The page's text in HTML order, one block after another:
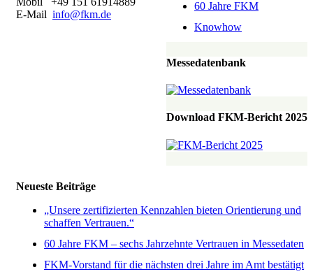
60 Jahre FKM
Knowhow
Messedatenbank
Download FKM-Bericht 2025
E-Mail info@fkm.de
Neueste Beiträge
„Unsere zertifizierten Kennzahlen bieten Orientierung und
schaffen Vertrauen.“
60 Jahre FKM – sechs Jahrzehnte Vertrauen in Messedaten
FKM-Vorstand für die nächsten drei Jahre im Amt bestätigt